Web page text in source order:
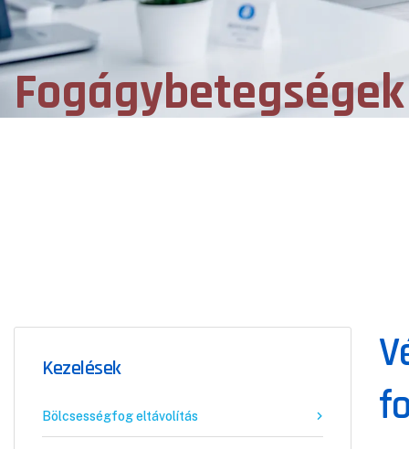
Kezelések
Bölcsességfog eltávolítás